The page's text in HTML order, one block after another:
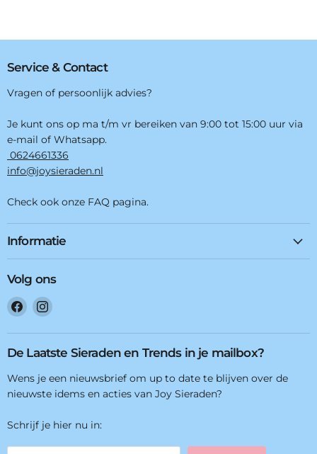
Service & Contact
Vragen of persoonlijk advies?
Je kunt ons op ma t/m vr bereiken van 9:00 tot 15:00 uur via
e-mail of Whatsapp.
0624661336
info@joysieraden.nl
Check ook onze FAQ pagina.
Informatie
Volg ons
Vind
ons
op
Facebook
Vind
op
Instagram
De Laatste Sieraden en Trends in je mailbox?
Wens je een nieuwsbrief om up to date te blijven over de
nieuwste idems en acties van Joy Sieraden?
Schrijf je hier nu in: